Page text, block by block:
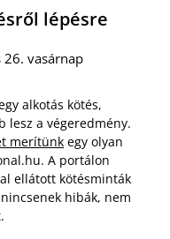
lépésre
vasárnap
alkotás kötés,
lesz a végeredmény.
merítünk egy olyan
A portálon
ellátott kötésminták
hibák, nem